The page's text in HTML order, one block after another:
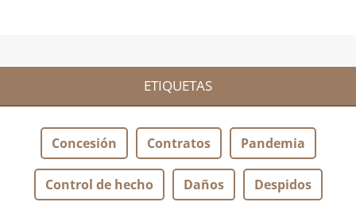
ETIQUETAS
Concesión Contratos Pandemia
Control de hecho Daños Despidos